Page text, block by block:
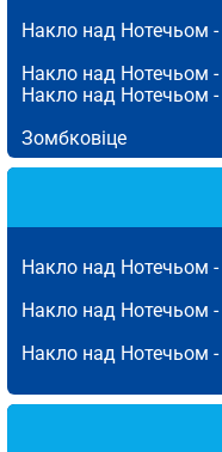
Накло над Нотечьом -
Накло над Нотечьом -
Накло над Нотечьом -
Зомбковіце
Накло над Нотечьом -
Накло над Нотечьом -
Накло над Нотечьом -